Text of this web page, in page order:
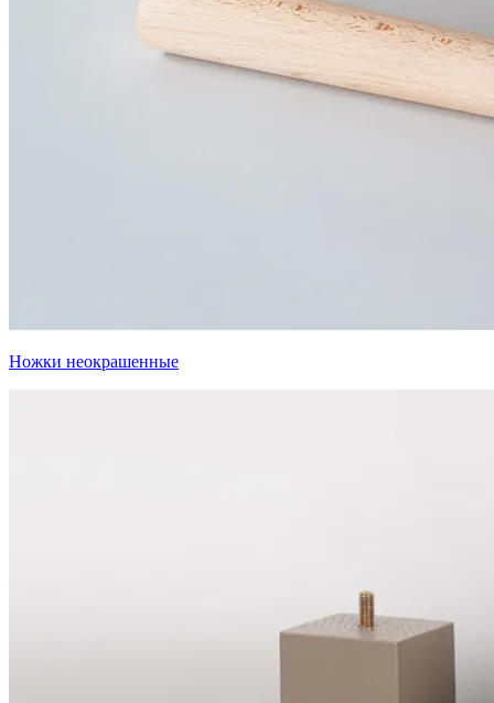
Ножки неокрашенные